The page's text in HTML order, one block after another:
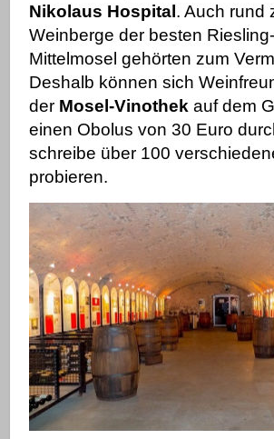
Nikolaus Hospital. Auch rund
Weinberge der besten
Mittelmosel gehörten zum
Deshalb können sich
der Mosel-Vinothek auf dem
einen Obolus von 30 Euro
schreibe über 100
probieren.